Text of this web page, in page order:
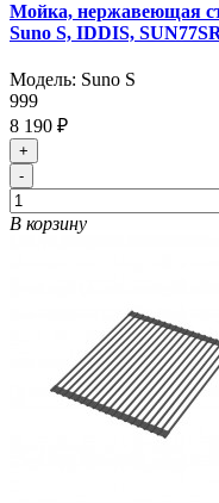
Мойка, нержавеющая
Suno S, IDDIS,
Модель: Suno S
999
8 190 ₽
+
-
В корзину